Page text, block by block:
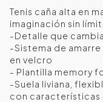
Tenis caña alta en
imaginación sin
-Detalle que
-Sistema de
en velcro
- Plantilla memory
-Suela liviana,
con características